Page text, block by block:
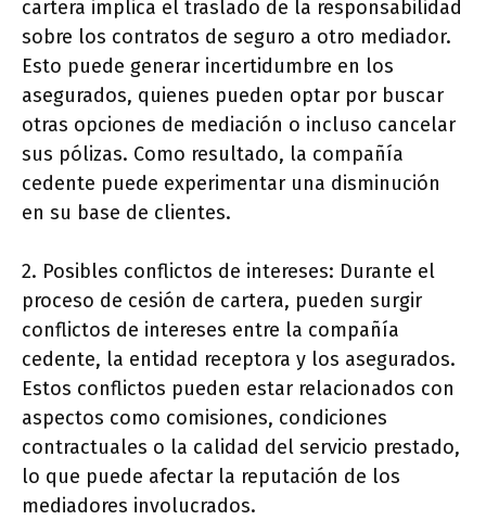
cartera implica el traslado de la responsabilidad
sobre los contratos de seguro a otro mediador.
Esto puede generar incertidumbre en los
asegurados, quienes pueden optar por buscar
otras opciones de mediación o incluso cancelar
sus pólizas. Como resultado, la compañía
cedente puede experimentar una disminución
en su base de clientes.
2. Posibles conflictos de intereses: Durante el
proceso de cesión de cartera, pueden surgir
conflictos de intereses entre la compañía
cedente, la entidad receptora y los asegurados.
Estos conflictos pueden estar relacionados con
aspectos como comisiones, condiciones
contractuales o la calidad del servicio prestado,
lo que puede afectar la reputación de los
mediadores involucrados.